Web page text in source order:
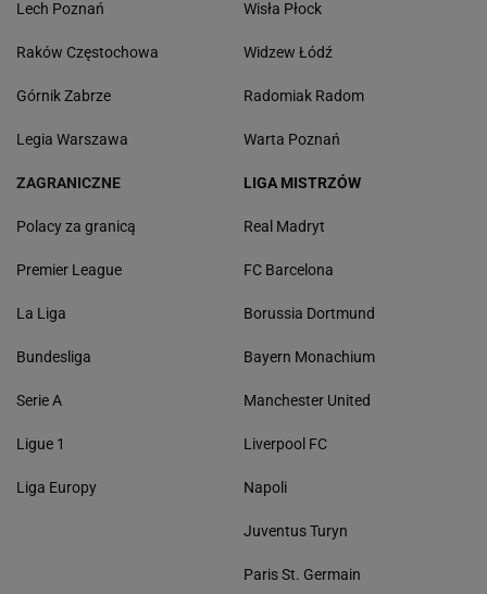
Lech Poznań
Raków Częstochowa
Górnik Zabrze
Legia Warszawa
Wisła Płock
Widzew Łódź
Radomiak Radom
Warta Poznań
ZAGRANICZNE
Polacy za granicą
Premier League
La Liga
Bundesliga
Serie A
Ligue 1
Liga Europy
LIGA MISTRZÓW
Real Madryt
FC Barcelona
Borussia Dortmund
Bayern Monachium
Manchester United
Liverpool FC
Napoli
Juventus Turyn
Paris St. Germain